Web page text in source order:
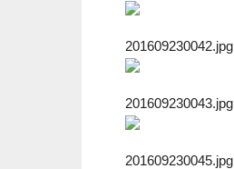
201609230042.jpg
201609230043.jpg
201609230045.jpg